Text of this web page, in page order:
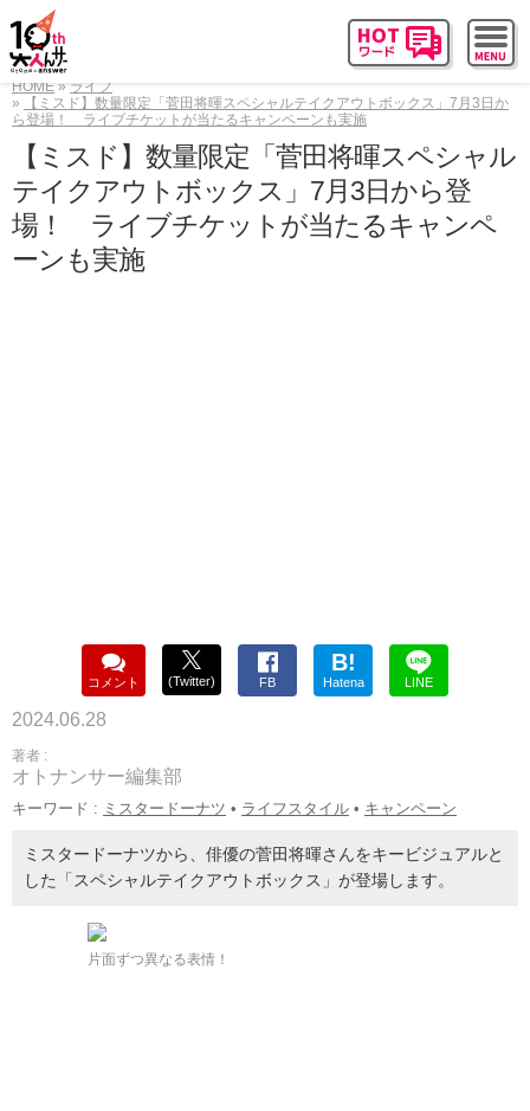
HOME
ライフ
【ミスド】数量限定「菅田将暉スペシャルテイクアウトボックス」7月3日か
ら登場！ ライブチケットが当たるキャンペーンも実施
【ミスド】数量限定「菅田将暉スペシャル
テイクアウトボックス」7月3日から登
場！ ライブチケットが当たるキャンペ
ーンも実施
コメント (Twitter) FB
B!
Hatena LINE
2024.06.28
著者 :
オトナンサー編集部
キーワード : ミスタードーナツ • ライフスタイル • キャンペーン
ミスタードーナツから、俳優の菅田将暉さんをキービジュアルと
した「スペシャルテイクアウトボックス」が登場します。
片面ずつ異なる表情！